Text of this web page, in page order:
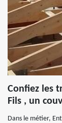
Confiez les
Fils , un
Dans le métier,